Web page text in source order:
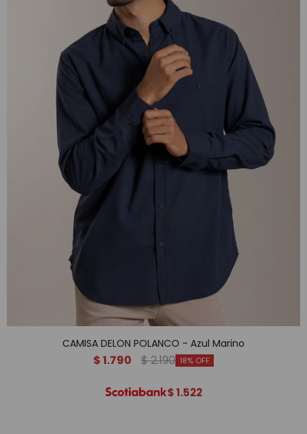
CAMISA DELON POLANCO - Azul Marino
$1.790 $2.190 18
$1.522